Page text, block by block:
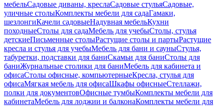
мебельСадовые диваны, креслаСадовые стульяСадовые,
уличные столыКомплекты мебели для садаГамаки,
шезлонгиКачели садовыеНадувная мебельКухни
походныеСтолы для садаМебель для учебыСтолы, стулья
детскиеПисьменные столыРастущие столы и партыРастущие
кресла и стулья для учебыМебель для бани и сауныСтулья,
табуретки, подставки для баниСкамьи для баниСтолы для
баниЖурнальные столики для баниМебель для кабинета и
офисаСтолы офисные, компьютерныеКресла, стулья для
офисаМягкая мебель для офисаШкафы офисныеСтеллажи,
полки для документовОфисные тумбыКомплекты мебели для
кабинетаМебель для лоджии и балконаКомплекты мебели для